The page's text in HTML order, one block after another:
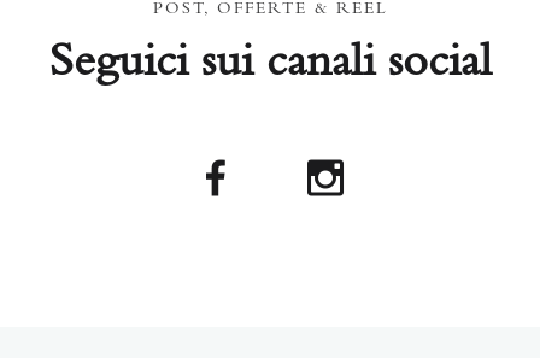
POST, OFFERTE & REEL
Seguici sui canali social